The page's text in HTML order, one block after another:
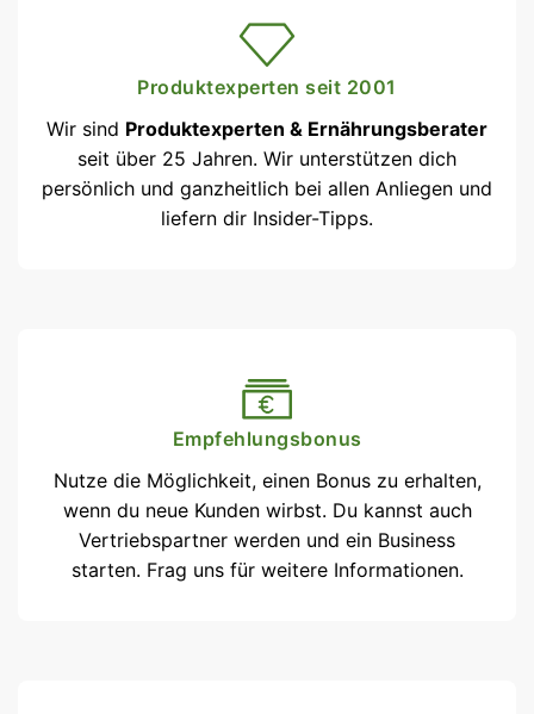
Produktexperten seit 2001
Wir sind Produktexperten & Ernährungsberater
seit über 25 Jahren. Wir unterstützen dich
persönlich und ganzheitlich bei allen Anliegen und
liefern dir Insider-Tipps.
Empfehlungsbonus
Nutze die Möglichkeit, einen Bonus zu erhalten,
wenn du neue Kunden wirbst. Du kannst auch
Vertriebspartner werden und ein Business
starten. Frag uns für weitere Informationen.